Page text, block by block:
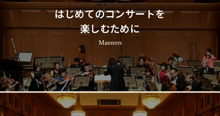
はじめてのコンサートを
楽しむために
Manners